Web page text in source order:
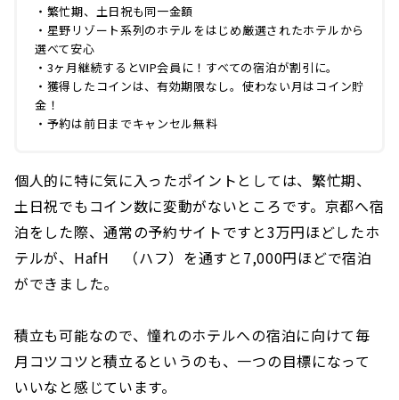
・繁忙期、土日祝も同一金額
・星野リゾート系列のホテルをはじめ厳選されたホテルから
選べて安心
・3ヶ月継続するとVIP会員に！すべての宿泊が割引に。
・獲得したコインは、有効期限なし。使わない月はコイン貯
金！
・予約は前日までキャンセル無料
個人的に特に気に入ったポイントとしては、繁忙期、
土日祝でもコイン数に変動がないところです。京都へ宿
泊をした際、通常の予約サイトですと3万円ほどしたホ
テルが、HafH （ハフ）を通すと7,000円ほどで宿泊
ができました。
積立も可能なので、憧れのホテルへの宿泊に向けて毎
月コツコツと積立るというのも、一つの目標になって
いいなと感じています。